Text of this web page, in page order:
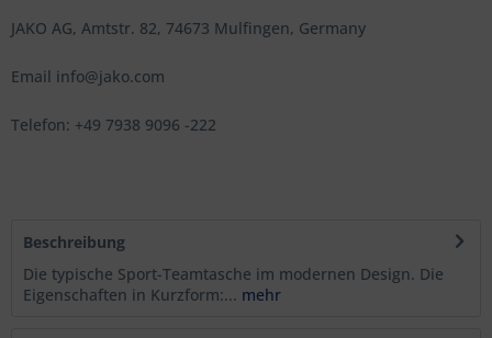
JAKO AG, Amtstr. 82, 74673 Mulfingen, Germany
Email info@jako.com
Telefon: +49 7938 9096 -222
Beschreibung
Die typische Sport-Teamtasche im modernen Design. Die
Eigenschaften in Kurzform:... mehr